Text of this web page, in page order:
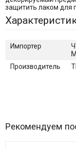
защитить лаком для
Импортер
Производитель
Рекомендуем